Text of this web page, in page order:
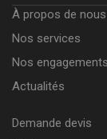
À propos de nous
Nos services
Nos engagements
Actualités
Demande devis